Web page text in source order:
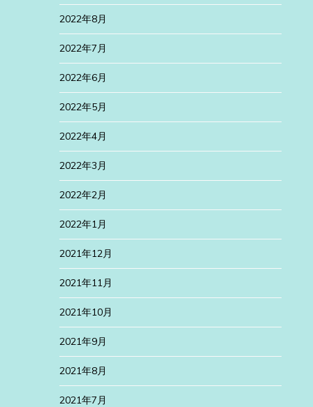
2022年8月
2022年7月
2022年6月
2022年5月
2022年4月
2022年3月
2022年2月
2022年1月
2021年12月
2021年11月
2021年10月
2021年9月
2021年8月
2021年7月